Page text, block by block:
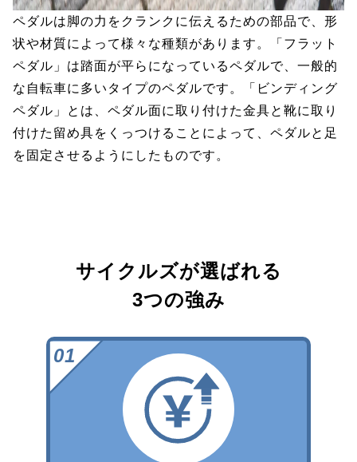
ペダルは脚の力をクランクに伝えるための部品で、形
状や材質によって様々な種類があります。「フラット
ペダル」は踏面が平らになっているペダルで、一般的
な自転車に多いタイプのペダルです。「ビンディング
ペダル」とは、ペダル面に取り付けた金具と靴に取り
付けた留め具をくっつけることによって、ペダルと足
を固定させるようにしたものです。
サイクルズが選ばれる
3つの強み